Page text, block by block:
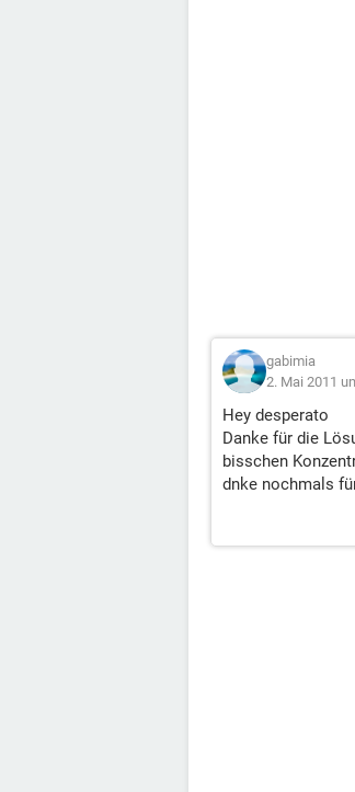
gabimia
2. Mai 2011
Hey desperato
Danke für die
bisschen
dnke nochmals